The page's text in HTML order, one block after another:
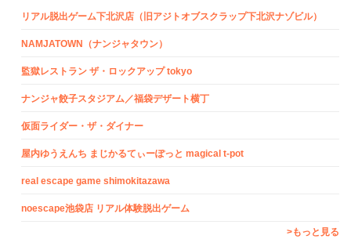
リアル脱出ゲーム下北沢店（旧アジトオブスクラップ下北沢ナゾビル）
NAMJATOWN（ナンジャタウン）
監獄レストラン ザ・ロックアップ tokyo
ナンジャ餃子スタジアム／福袋デザート横丁
仮面ライダー・ザ・ダイナー
屋内ゆうえんち まじかるてぃーぽっと magical t-pot
real escape game shimokitazawa
noescape池袋店 リアル体験脱出ゲーム
>もっと見る